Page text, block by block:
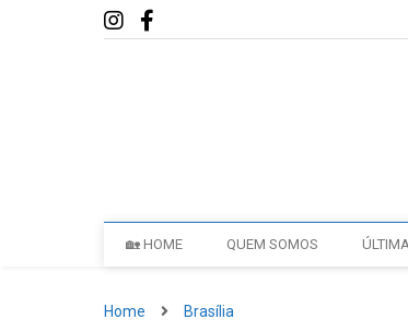
🏡 HOME QUEM SOMOS
Home Brasília